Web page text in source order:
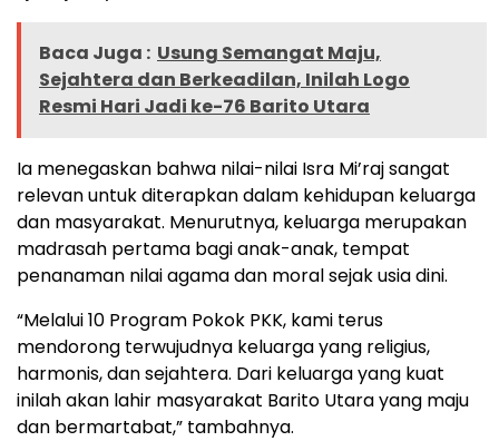
Baca Juga : Usung Semangat Maju,
Sejahtera dan Berkeadilan, Inilah Logo
Resmi Hari Jadi ke-76 Barito Utara
Ia menegaskan bahwa nilai-nilai Isra Mi’raj sangat
relevan untuk diterapkan dalam kehidupan keluarga
dan masyarakat. Menurutnya, keluarga merupakan
madrasah pertama bagi anak-anak, tempat
penanaman nilai agama dan moral sejak usia dini.
“Melalui 10 Program Pokok PKK, kami terus
mendorong terwujudnya keluarga yang religius,
harmonis, dan sejahtera. Dari keluarga yang kuat
inilah akan lahir masyarakat Barito Utara yang maju
dan bermartabat,” tambahnya.